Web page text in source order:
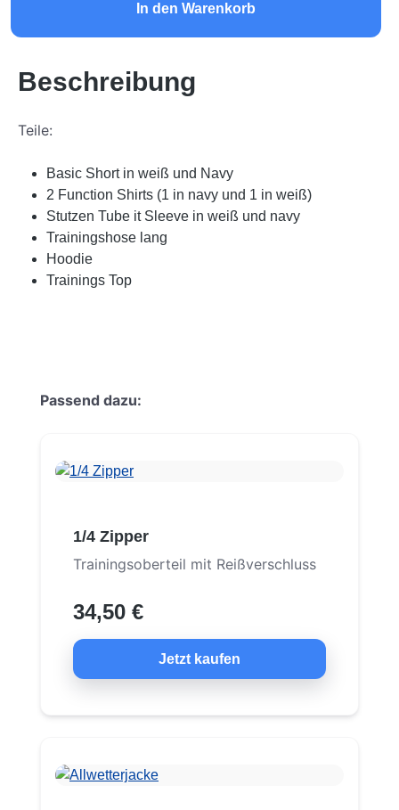
In den Warenkorb
Beschreibung
Teile:
Basic Short in weiß und Navy
2 Function Shirts (1 in navy und 1 in weiß)
Stutzen Tube it Sleeve in weiß und navy
Trainingshose lang
Hoodie
Trainings Top
Produktgalerie überspringen
Passend dazu:
1/4 Zipper
Trainingsoberteil mit Reißverschluss
34,50 €
Jetzt kaufen